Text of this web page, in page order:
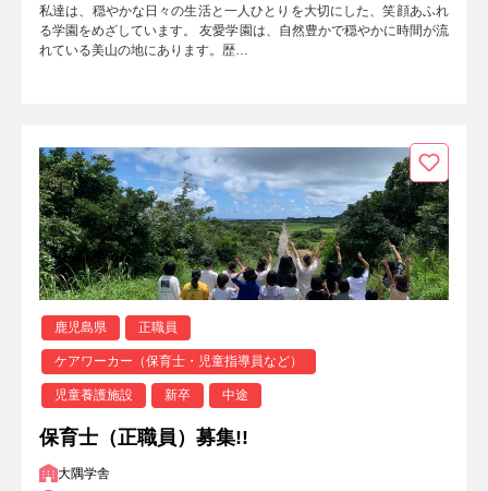
私達は、穏やかな日々の生活と一人ひとりを大切にした、笑顔あふれ
る学園をめざしています。 友愛学園は、自然豊かで穏やかに時間が流
れている美山の地にあります。歴…
鹿児島県 正職員
ケアワーカー（保育士・児童指導員など）
児童養護施設 新卒 中途
保育士（正職員）募集!!
大隅学舎